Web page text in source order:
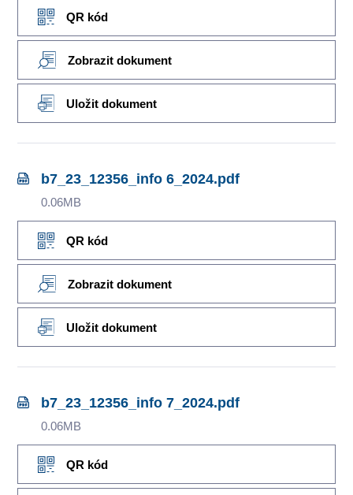
QR kód
Zobrazit dokument
Uložit dokument
b7_23_12356_info 6_2024.pdf
0.06MB
QR kód
Zobrazit dokument
Uložit dokument
b7_23_12356_info 7_2024.pdf
0.06MB
QR kód